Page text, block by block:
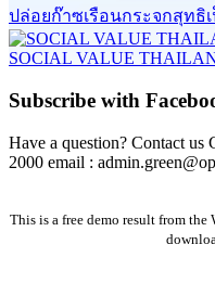
ปล่อยก๊าซเรือนกระจกสุทธิเ
SOCIAL VALUE
Subscribe with
Have a question? Contact
2000 email :
This is a free demo result from